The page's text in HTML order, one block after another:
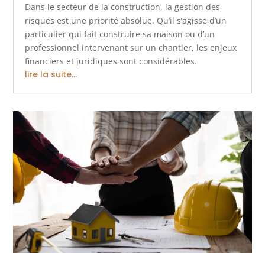
Dans le secteur de la construction, la gestion des
risques est une priorité absolue. Qu’il s’agisse d’un
particulier qui fait construire sa maison ou d’un
professionnel intervenant sur un chantier, les enjeux
financiers et juridiques sont considérables.
lire la suite...